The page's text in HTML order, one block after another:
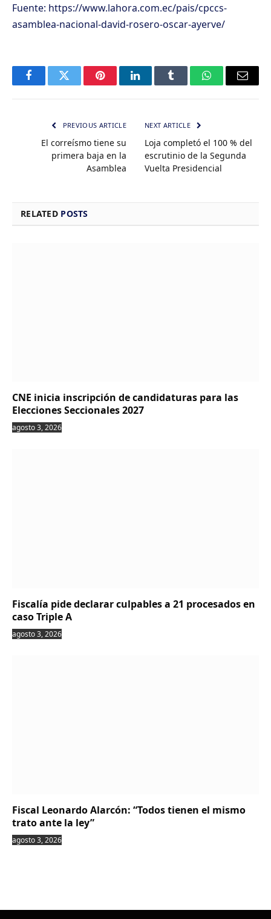
Fuente: https://www.lahora.com.ec/pais/cpccs-
asamblea-nacional-david-rosero-oscar-ayerve/
FacebookTwitter PinterestLinkedInTumblr WhatsAppEmail
PREVIOUS ARTICLE
El correísmo tiene su
primera baja en la
Asamblea
NEXT ARTICLE
Loja completó el 100 % del
escrutinio de la Segunda
Vuelta Presidencial
RELATED POSTS
CNE inicia inscripción de candidaturas para las
Elecciones Seccionales 2027
agosto 3, 2026
Fiscalía pide declarar culpables a 21 procesados en
caso Triple A
agosto 3, 2026
Fiscal Leonardo Alarcón: “Todos tienen el mismo
trato ante la ley”
agosto 3, 2026